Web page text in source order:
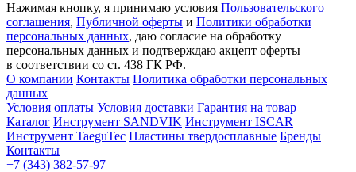
Нажимая кнопку, я принимаю условия Пользовательского
соглашения, Публичной оферты и Политики обработки
персональных данных, даю согласие на обработку
персональных данных и подтверждаю акцепт оферты
в соответствии со ст. 438 ГК РФ.
О компании Контакты Политика обработки персональных
данных
Условия оплаты Условия доставки Гарантия на товар
Каталог Инструмент SANDVIK Инструмент ISCAR
Инструмент TaeguTec Пластины твердосплавные Бренды
Контакты
+7 (343) 382-57-97